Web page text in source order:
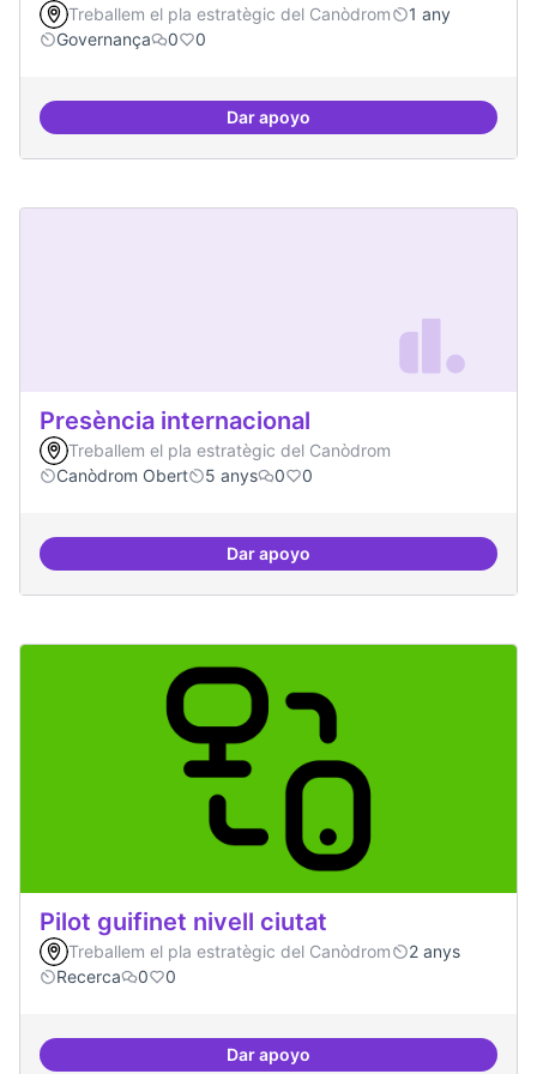
Treballem el pla estratègic del Canòdrom
1 any
Governança
0 0
Dar apoyoProcés participatiu
Presència internacional
Treballem el pla estratègic del Canòdrom
Canòdrom Obert
5 anys 0 0
Dar apoyoPresència internacional
Pilot guifinet nivell ciutat
Treballem el pla estratègic del Canòdrom
2 anys
Recerca
0 0
Dar apoyoPilot guifinet nivell ciutat